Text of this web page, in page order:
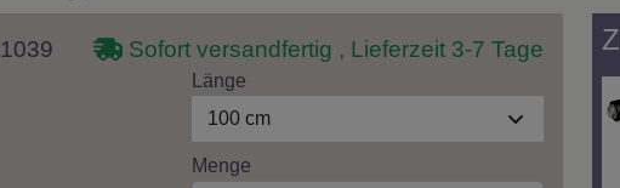
Sofort versandfertig , Lieferzeit 3-7 Tage
Länge
100 cm
Menge